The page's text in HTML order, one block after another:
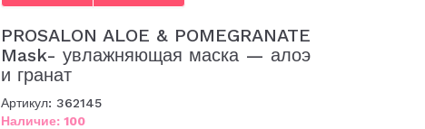
PROSALON ALOE & POMEGRANATE
Mask- увлажняющая маска — алоэ
и гранат
Артикул: 362145
Наличие: 100